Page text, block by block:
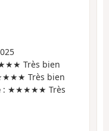
Très bien
Très bien
: ★★★★★ Très